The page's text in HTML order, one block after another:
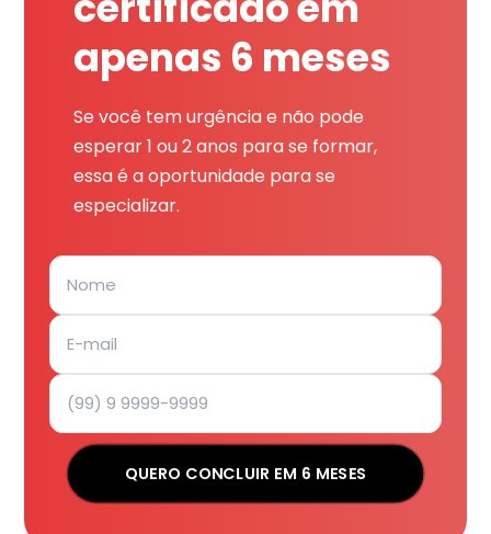
apenas 6 meses
Se você tem urgência e não pode
esperar 1 ou 2 anos para se formar,
essa é a oportunidade para se
especializar.
QUERO CONCLUIR EM 6 MESES